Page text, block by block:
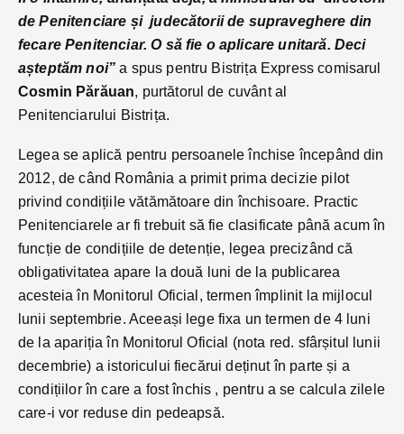
de Penitenciare și judecătorii de supraveghere din
fecare Penitenciar. O să fie o aplicare unitară. Deci
așteptăm noi”a spus pentru Bistrița Express comisarul
Cosmin Părăuan, purtătorul de cuvânt al
Penitenciarului Bistrița.
Legea se aplică pentru persoanele închise începând din
2012, de când România a primit prima decizie pilot
privind condițiile vătămătoare din închisoare. Practic
Penitenciarele ar fi trebuit să fie clasificate până acum în
funcție de condițiile de detenție, legea precizând că
obligativitatea apare la două luni de la publicarea
acesteia în Monitorul Oficial, termen împlinit la mijlocul
lunii septembrie. Aceeași lege fixa un termen de 4 luni
de la apariția în Monitorul Oficial (nota red. sfârșitul lunii
decembrie) a istoricului fiecărui deținut în parte și a
condițiilor în care a fost închis , pentru a se calcula zilele
care-i vor reduse din pedeapsă.